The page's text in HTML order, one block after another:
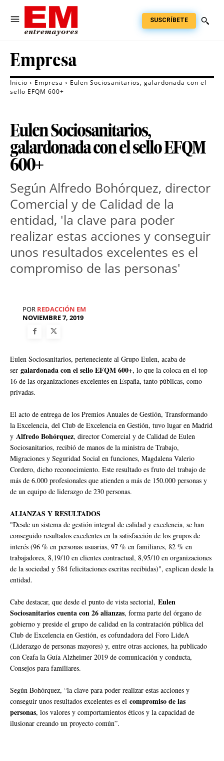
SUSCRÍBETE
Empresa
Inicio Empresa
Eulen Sociosanitarios, galardonada con el
sello EFQM 600+
Eulen Sociosanitarios,
galardonada con el sello EFQM
600+
Según Alfredo Bohórquez, director
Comercial y de Calidad de la
entidad, 'la clave para poder
realizar estas acciones y conseguir
unos resultados excelentes es el
compromiso de las personas'
POR REDACCIÓN EM
NOVIEMBRE 7, 2019
Eulen Sociosanitarios, perteneciente al Grupo Eulen, acaba de
ser galardonada con el sello EFQM 600+, lo que la coloca en el top
16 de las organizaciones excelentes en España, tanto públicas, como
privadas.
El acto de entrega de los Premios Anuales de Gestión, Transformando
la Excelencia, del Club de Excelencia en Gestión, tuvo lugar en Madrid
y Alfredo Bohórquez, director Comercial y de Calidad de Eulen
Sociosanitarios, recibió de manos de la ministra de Trabajo,
Migraciones y Seguridad Social en funciones, Magdalena Valerio
Cordero, dicho reconocimiento. Este resultado es fruto del trabajo de
más de 6.000 profesionales que atienden a más de 150.000 personas y
de un equipo de liderazgo de 230 personas.
ALIANZAS Y RESULTADOS
"Desde un sistema de gestión integral de calidad y excelencia, se han
conseguido resultados excelentes en la satisfacción de los grupos de
interés (96 % en personas usuarias, 97 % en familiares, 82 % en
trabajadores, 8,19/10 en clientes contractual, 8,95/10 en organizaciones
de la sociedad y 584 felicitaciones escritas recibidas)", explican desde la
entidad.
Cabe destacar, que desde el punto de vista sectorial, Eulen
Sociosanitarios cuenta con 26 alianzas, forma parte del órgano de
gobierno y preside el grupo de calidad en la contratación pública del
Club de Excelencia en Gestión, es cofundadora del Foro LideA
(Liderazgo de personas mayores) y, entre otras acciones, ha publicado
con Ceafa la Guía Alzheimer 2019 de comunicación y conducta,
Consejos para familiares.
Según Bohórquez, “la clave para poder realizar estas acciones y
conseguir unos resultados excelentes es el compromiso de las
personas, los valores y comportamientos éticos y la capacidad de
ilusionar creando un proyecto común”.